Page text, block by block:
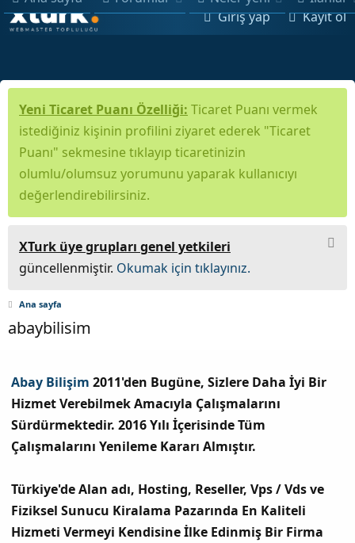
Giriş yap Kayıt ol
Yeni Ticaret Puanı Özelliği: Ticaret Puanı vermek
istediğiniz kişinin profilini ziyaret ederek "Ticaret
Puanı" sekmesine tıklayıp ticaretinizin
olumlu/olumsuz yorumunu yaparak kullanıcıyı
değerlendirebilirsiniz.
XTurk üye grupları genel yetkileri
güncellenmiştir. Okumak için tıklayınız.
Ana sayfa
abaybilisim
Abay Bilişim 2011'den Bugüne, Sizlere Daha İyi Bir
Hizmet Verebilmek Amacıyla Çalışmalarını
Sürdürmektedir. 2016 Yılı İçerisinde Tüm
Çalışmalarını Yenileme Kararı Almıştır.
Türkiye'de Alan adı, Hosting, Reseller, Vps / Vds ve
Fiziksel Sunucu Kiralama Pazarında En Kaliteli
Hizmeti Vermeyi Kendisine İlke Edinmiş Bir Firma